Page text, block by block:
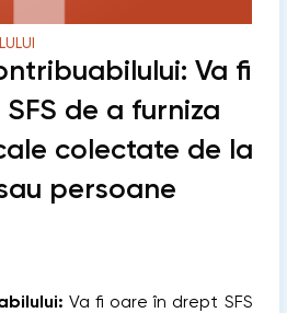
Va fi
de a furniza
colectate de la
persoane
Va fi oare în drept SFS